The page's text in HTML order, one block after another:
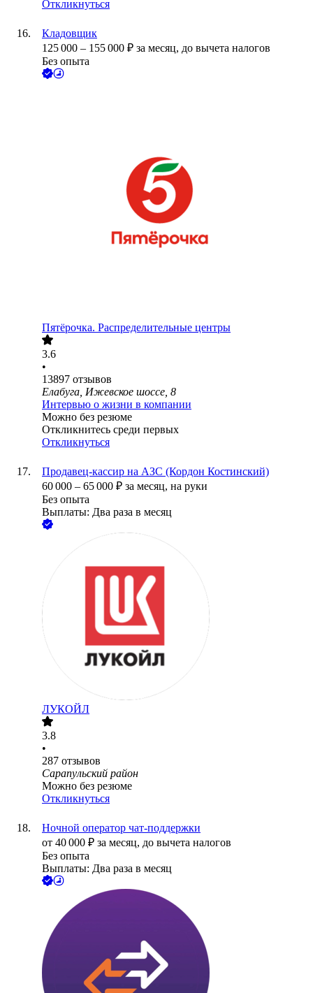
Откликнуться
Кладовщик
125 000 – 155 000 ₽ за месяц, до вычета налогов
Без опыта
Пятёрочка. Распределительные центры
3.6
•
13897 отзывов
Елабуга, Ижевское шоссе, 8
Интервью о жизни в компании
Можно без резюме
Откликнитесь среди первых
Откликнуться
Продавец-кассир на АЗС (Кордон Костинский)
60 000 – 65 000 ₽ за месяц, на руки
Без опыта
Выплаты: Два раза в месяц
ЛУКОЙЛ
3.8
•
287 отзывов
Сарапульский район
Можно без резюме
Откликнуться
Ночной оператор чат-поддержки
от 40 000 ₽ за месяц, до вычета налогов
Без опыта
Выплаты: Два раза в месяц